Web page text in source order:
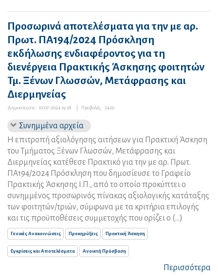
Προσωρινά αποτελέσματα για την με αρ.
Πρωτ. ΠΑ194/2024 Πρόσκληση
εκδήλωσης ενδιαφέροντος για τη
διενέργεια Πρακτικής Άσκησης φοιτητών
Τμ. Ξένων Γλωσσών, Μετάφρασης και
Διερμηνείας
Δημοσίευση: 10-07-2024 19:28 Προβολές: 2420
Συνημμένα αρχεία
Η επιτροπή αξιολόγησης αιτήσεων για Πρακτική Άσκηση
του Τμήματος Ξένων Γλωσσών, Μετάφρασης και
Διερμηνείας κατέθεσε Πρακτικό για την με αρ. Πρωτ.
ΠΑ194/2024 Πρόσκληση που δημοσίευσε το Γραφείο
Πρακτικής Άσκησης Ι.Π., από το οποίο προκύπτει ο
συνημμένος προσωρινός πίνακας αξιολογικής κατάταξης
των φοιτητών/τριών, σύμφωνα με τα κριτήρια επιλογής
και τις προϋποθέσεις συμμετοχής που ορίζει ο (...)
Γενικές Ανακοινώσεις Προκηρύξεις Πρακτική Άσκηση
Εγκρίσεις και Αποτελέσματα Ανοικτή Πρόσβαση
Περισσότερα